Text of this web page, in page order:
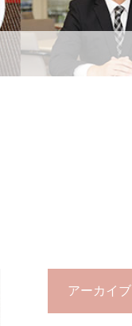
アーカイブ